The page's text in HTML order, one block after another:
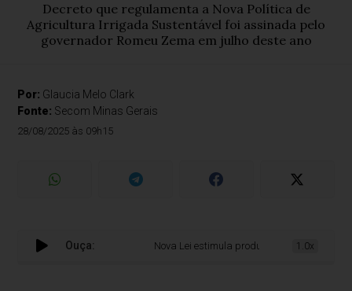
Decreto que regulamenta a Nova Política de
Agricultura Irrigada Sustentável foi assinada pelo
governador Romeu Zema em julho deste ano
Por: Glaucia Melo Clark
Fonte: Secom Minas Gerais
28/08/2025 às 09h15
Ouça: Nova Lei estimula produtores rurais de Minas
1.0x